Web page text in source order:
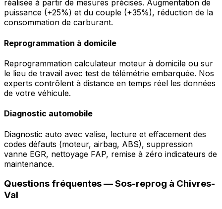
réalisée à partir de mesures précises. Augmentation de
puissance (+25%) et du couple (+35%), réduction de la
consommation de carburant.
Reprogrammation à domicile
Reprogrammation calculateur moteur à domicile ou sur
le lieu de travail avec test de télémétrie embarquée. Nos
experts contrôlent à distance en temps réel les données
de votre véhicule.
Diagnostic automobile
Diagnostic auto avec valise, lecture et effacement des
codes défauts (moteur, airbag, ABS), suppression
vanne EGR, nettoyage FAP, remise à zéro indicateurs de
maintenance.
Questions fréquentes —Sos-reprog à Chivres-
Val